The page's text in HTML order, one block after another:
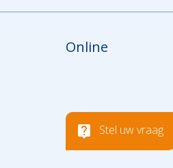
Online
Stel uw vraag